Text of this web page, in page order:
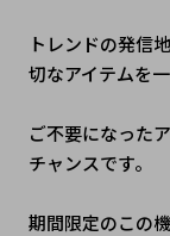
トレンドの発信
切なアイテムを
ご不要になった
チャンスです。
期間限定のこの